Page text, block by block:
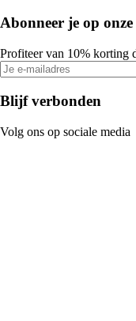
Abonneer je op
Profiteer van 10% korting
Blijf verbonden
Volg ons op sociale media